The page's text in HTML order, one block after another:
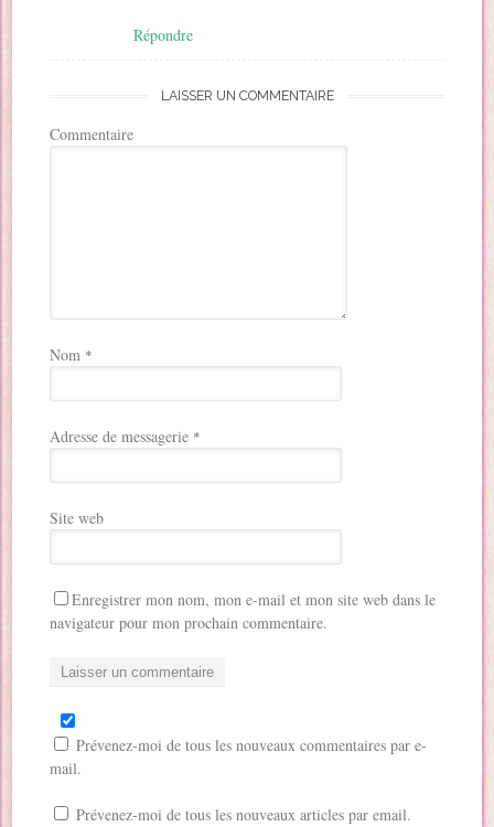
Répondre
LAISSER UN COMMENTAIRE
Commentaire
Nom *
Adresse de messagerie *
Site web
Enregistrer mon nom, mon e-mail et mon site web dans le
navigateur pour mon prochain commentaire.
Prévenez-moi de tous les nouveaux commentaires par e-
mail.
Prévenez-moi de tous les nouveaux articles par email.